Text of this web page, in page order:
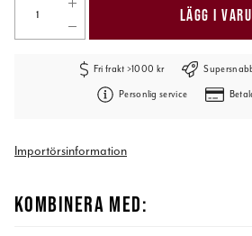
LÄGG I
Fri frakt >1000 kr
Personlig service
Importörsinformation
KOMBINERA MED: